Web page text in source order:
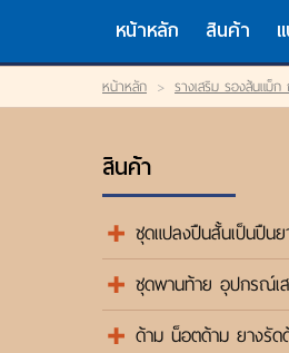
TH
LOGIN
OR
My Wishlist
แบรนด์
สินค้าลดราคา
เข้าสู่ระบบ
ขั้นตอนการสั่งซื้อ
แจ้งชำระเงิน
หน้าหลัก สินค้า
หน้าหลัก > รางเสริม รองส้นแม็
สินค้า
ชุดแปลงปืนสั้นเป็นปืน
ชุดพานท้าย อุปกรณ์เ
ด้าม น็อตด้าม ยางรัด